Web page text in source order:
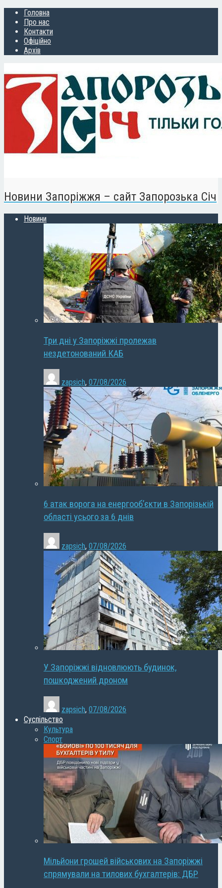
Головна
Про нас
Контакти
Офіційно
Архів
Новини Запоріжжя – сайт Запорозька Січ
Новини
Три дні у Запоріжжі пролежав
нездетонований КАБ
zapsich, 07/08/2026
6 атак ворога на енергооб’єкти в Запорізькій
області усього за 6 днів
zapsich, 07/08/2026
У Запоріжжі відновлюють будинок,
пошкоджений дроном
zapsich, 07/08/2026
Суспільство
Культура
Спорт
Мільйони грошей військових на Запоріжжі
спрямували на тилових бухгалтерів: ДБР